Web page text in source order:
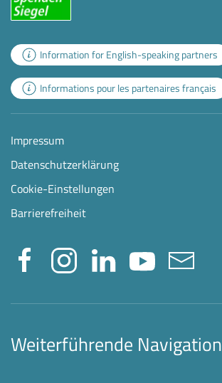
Information for English-speaking partners
Informations pour les partenaires français
Impressum
Datenschutzerklärung
Cookie-Einstellungen
Barrierefreiheit
Weiterführende Navigation